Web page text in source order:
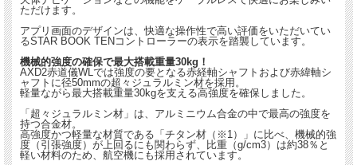
ただけます。
アプリ画面のデザインは、快適な操作性で高い評価をいただいてい
るSTAR BOOK TENコントローラーの表示を踏襲しています。
機械的強度の確保で最大搭載重量30kg！
AXD2赤道儀WLでは強度の要となる赤経軸シャフトおよび赤緯軸シ
ャフトに径50mmの超々ジュラルミン材を採用。
軽量ながら最大搭載重量30kgを支える高強度を確保しました。
「超々ジュラルミン材」は、アルミニウム合金の中で最高の強度を
持つ合金材。
高強度かつ軽量な材質である「チタン材（※1）」に比べ、機械的強
度（引張強度）が上回るにも関わらず、比重（g/cm3）は約38％と
軽い材料のため、航空機にも採用されています。